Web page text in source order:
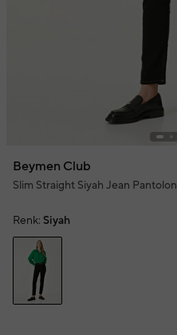
Beymen Club
Slim Straight Siyah Jean Pantolon
Renk: Siyah